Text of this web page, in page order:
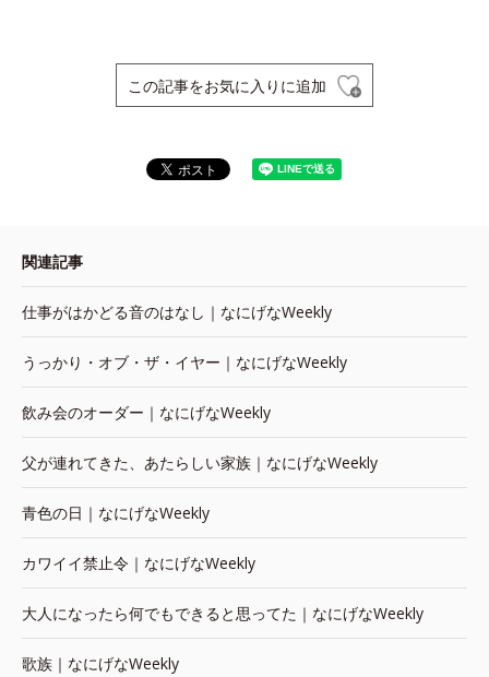
この記事をお気に入りに追加
関連記事
仕事がはかどる音のはなし｜なにげなWeekly
うっかり・オブ・ザ・イヤー｜なにげなWeekly
飲み会のオーダー｜なにげなWeekly
父が連れてきた、あたらしい家族｜なにげなWeekly
青色の日｜なにげなWeekly
カワイイ禁止令｜なにげなWeekly
大人になったら何でもできると思ってた｜なにげなWeekly
歌族｜なにげなWeekly